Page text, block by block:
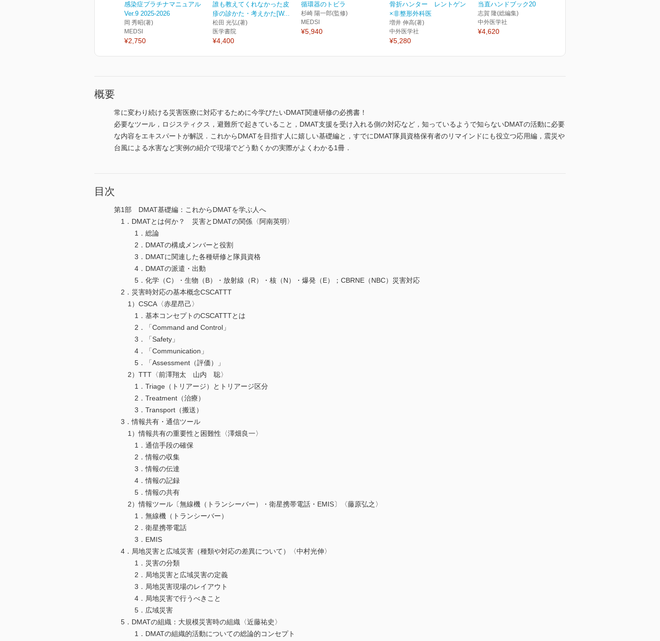
感染症プラチナマニュアル
Ver.9 2025-2026
岡 秀昭(著)
MEDSI
¥2,750
誰も教えてくれなかった皮
疹の診かた・考えかた[W...
松田 光弘(著)
医学書院
¥4,400
循環器のトビラ
杉崎 陽一郎(監修)
MEDSI
¥5,940
骨折ハンター レントゲン
×非整形外科医
増井 伸高(著)
中外医学社
¥5,280
当直ハンドブック2026
志賀 隆(総編集)
中外医学社
¥4,620
概要
常に変わり続ける災害医療に対応するために今学びたいDMAT関連研修の必携書！
必要なツール，ロジスティクス，避難所で起きていること，DMAT支援を受け入れる側の対応など，知っているようで知らないDMATの活動に必要
な内容をエキスパートが解説．これからDMATを目指す人に嬉しい基礎編と，すでにDMAT隊員資格保有者のリマインドにも役立つ応用編，震災や
台風による水害など実例の紹介で現場でどう動くかの実際がよくわかる1冊．
目次
第1部 DMAT基礎編：これからDMATを学ぶ人へ
1．DMATとは何か？ 災害とDMATの関係〈阿南英明〉
1．総論
2．DMATの構成メンバーと役割
3．DMATに関連した各種研修と隊員資格
4．DMATの派遣・出動
5．化学（C）・生物（B）・放射線（R）・核（N）・爆発（E）；CBRNE（NBC）災害対応
2．災害時対応の基本概念CSCATTT
1）CSCA〈赤星昂己〉
1．基本コンセプトのCSCATTTとは
2．「Command and Control」
3．「Safety」
4．「Communication」
5．「Assessment（評価）」
2）TTT〈前澤翔太 山内 聡〉
1．Triage（トリアージ）とトリアージ区分
2．Treatment（治療）
3．Transport（搬送）
3．情報共有・通信ツール
1）情報共有の重要性と困難性〈澤畑良一〉
1．通信手段の確保
2．情報の収集
3．情報の伝達
4．情報の記録
5．情報の共有
2）情報ツール〔無線機（トランシーバー）・衛星携帯電話・EMIS〕〈藤原弘之〉
1．無線機（トランシーバー）
2．衛星携帯電話
3．EMIS
4．局地災害と広域災害（種類や対応の差異について）〈中村光伸〉
1．災害の分類
2．局地災害と広域災害の定義
3．局地災害現場のレイアウト
4．局地災害で行うべきこと
5．広域災害
5．DMATの組織：大規模災害時の組織〈近藤祐史〉
1．DMATの組織的活動についての総論的コンセプト